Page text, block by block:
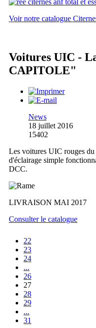
Voir notre catalogue
Voitures UIC -
CAPITOLE"
News
18 juillet 2016
15402
Les voitures UIC rouges du
d'éclairage simple
DCC.
LIVRAISON MAI 2017
Consulter le catalogue
22
23
24
...
26
27
28
29
...
31